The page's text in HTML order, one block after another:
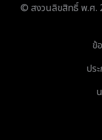
© สงวนลิขสิทธิ์ พ.ศ.
ข้
ปร